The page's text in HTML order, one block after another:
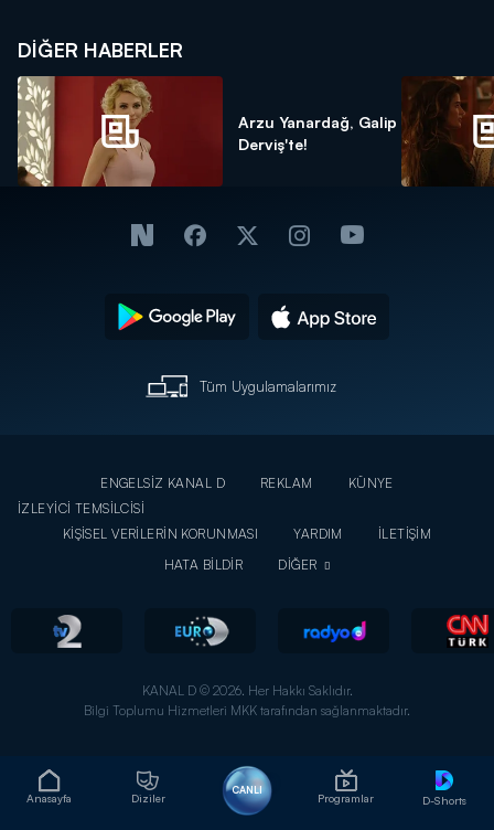
Anasayfa Diziler
CANLI
Programlar D-Shorts
DIĞER HABERLER
Arzu Yanardağ, Galip
Derviş'te!
Tüm Uygulamalarımız
ENGELSİZ KANAL D REKLAM
KÜNYE
İZLEYİCİ TEMSİLCİSİ
KİŞİSEL VERİLERİN KORUNMASI
YARDIM
İLETİŞİM
HATA BİLDİR
DİĞER
KANAL D © 2026. Her Hakkı Saklıdır.
Bilgi Toplumu Hizmetleri MKK tarafından sağlanmaktadır.